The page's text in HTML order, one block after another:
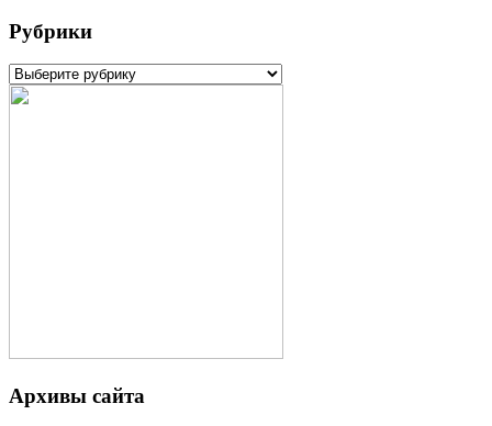
Рубрики
Рубрики
Архивы сайта